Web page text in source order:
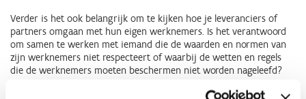
Verder is het ook belangrijk om te kijken hoe je leveranciers of
partners omgaan met hun eigen werknemers. Is het verantwoord
om samen te werken met iemand die de waarden en normen van
zijn werknemers niet respecteert of waarbij de wetten en regels
die de werknemers moeten beschermen niet worden nageleefd?